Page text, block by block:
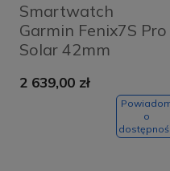
Smartwatch
Garmin Fenix7S Pro
Solar 42mm
2 639,00 zł
o